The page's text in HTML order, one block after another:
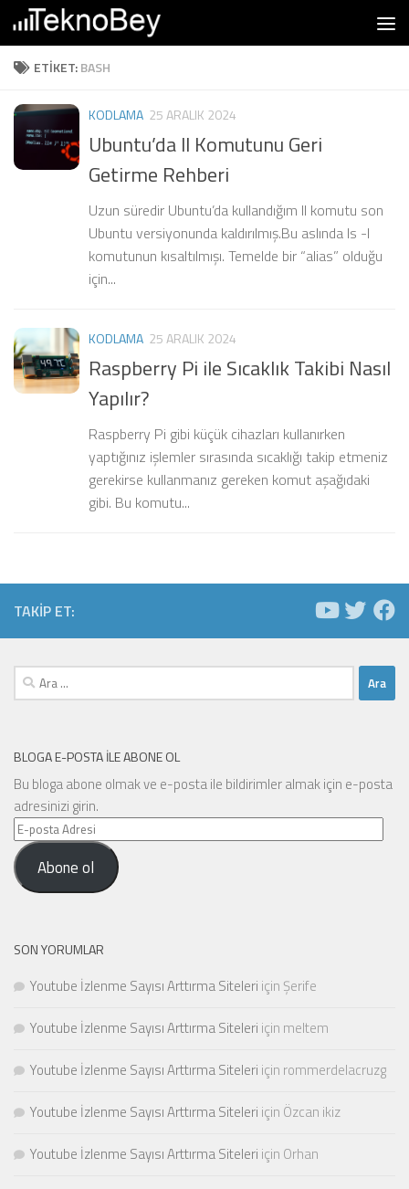
Skip to content
ETIKET:BASH
KODLAMA 25 ARALIK 2024
Ubuntu’da ll Komutunu Geri
Getirme Rehberi
Uzun süredir Ubuntu’da kullandığım ll komutu son
Ubuntu versiyonunda kaldırılmış.Bu aslında ls -l
komutunun kısaltılmışı. Temelde bir “alias” olduğu
için...
KODLAMA 25 ARALIK 2024
Raspberry Pi ile Sıcaklık Takibi Nasıl
Yapılır?
Raspberry Pi gibi küçük cihazları kullanırken
yaptığınız işlemler sırasında sıcaklığı takip etmeniz
gerekirse kullanmanız gereken komut aşağıdaki
gibi. Bu komutu...
TAKIP ET:
Arama:
BLOGA E-POSTA ILE ABONE OL
Bu bloga abone olmak ve e-posta ile bildirimler almak için e-posta
adresinizi girin.
E-
posta
AdresiAbone ol
SON YORUMLAR
Youtube İzlenme Sayısı Arttırma Siteleri için Şerife
Youtube İzlenme Sayısı Arttırma Siteleri için meltem
Youtube İzlenme Sayısı Arttırma Siteleri için rommerdelacruzg
Youtube İzlenme Sayısı Arttırma Siteleri için Özcan ikiz
Youtube İzlenme Sayısı Arttırma Siteleri için Orhan